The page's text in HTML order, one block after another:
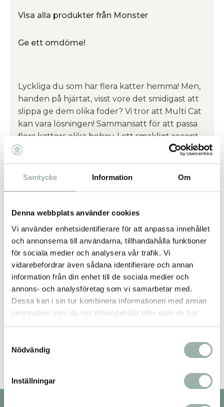
Samtycke Information Om
Denna webbplats använder cookies
Vi använder enhetsidentifierare för att anpassa innehållet
och annonserna till användarna, tillhandahålla funktioner
för sociala medier och analysera vår trafik. Vi
vidarebefordrar även sådana identifierare och annan
information från din enhet till de sociala medier och
annons- och analysföretag som vi samarbetar med.
Dessa kan i sin tur kombinera informationen med annan
information som du har tillhandahållit eller som de har
samlat in när du har använt deras tjänster.
Nödvändig
Inställningar
Visa alla produkter från Monster
Ge ett omdöme!
Lyckliga du som har flera katter hemma! Men,
handen på hjärtat, visst vore det smidigast att
slippa ge dem olika foder? Vi tror att Multi Cat
kan vara lösningen! Sammansatt för att passa
flera katters olika behov. I ett smakligt recept
rikt på läcker färsklagad lax, med smakrik
kyckling och kalkon. Prova - och låt alla dina
katter få avgöra!
Omdömen
Du